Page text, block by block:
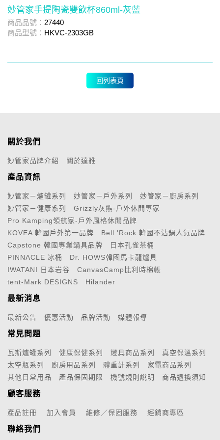
妙管家手提陶瓷雙飲杯860ml-灰藍
商品品號： 27440
商品型號： HKVC-2303GB
回列表頁
關於我們
妙管家品牌介紹 關於達雅
產品資訊
妙管家－爐罐系列 妙管家－戶外系列
妙管家－廚房系列
妙管家－健康系列
Grizzly灰熊-戶外休閒專家
Pro Kamping領航家-戶外風格休閒品牌
KOVEA 韓國戶外第一品牌
Bell 'Rock 韓國不沾鍋人氣品牌
Capstone 韓國專業鍋具品牌
日本孔雀茶桶
PINNACLE 冰桶
Dr. HOWS韓國馬卡龍爐具
IWATANI 日本岩谷
CanvasCamp比利時棉帳
tent-Mark DESIGNS
Hilander
最新消息
最新公告 優惠活動 品牌活動 媒體報導
常見問題
瓦斯爐罐系列 健康保健系列 燈具商品系列
真空保溫系列
太空瓶系列
廚房用品系列 體重計系列
家電商品系列
其他日常用品
產品保固期限 機號規則說明 商品退換須知
顧客服務
產品註冊 加入會員 維修／保固服務 經銷商專區
聯絡我們